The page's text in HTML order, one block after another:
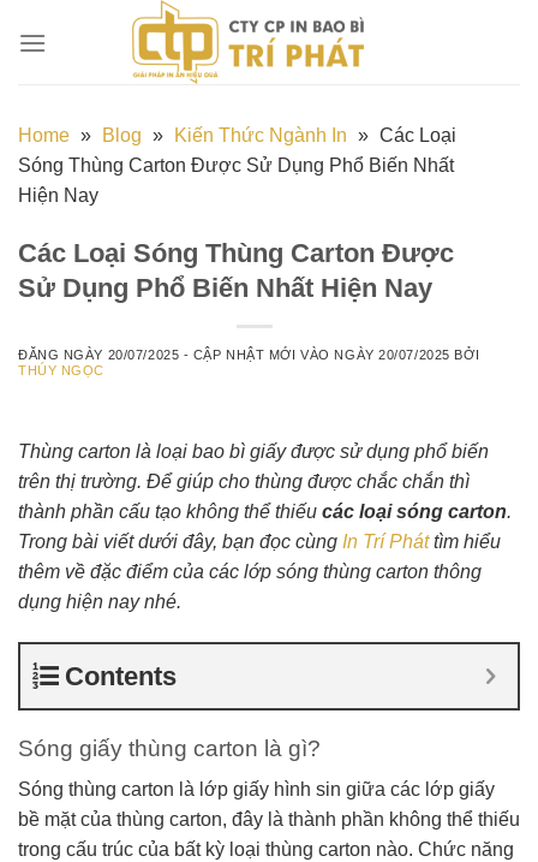
đến
Home » Blog » Kiến Thức Ngành In » Các Loại
Sóng Thùng Carton Được Sử Dụng Phổ Biến Nhất
Hiện Nay
Các Loại Sóng Thùng Carton Được
Sử Dụng Phổ Biến Nhất Hiện Nay
ĐĂNG NGÀY 20/07/2025 - CẬP NHẬT MỚI VÀO NGÀY20/07/2025 BỞI
THÚY NGỌC
Thùng carton là loại bao bì giấy được sử dụng phổ biến
trên thị trường. Để giúp cho thùng được chắc chắn thì
thành phần cấu tạo không thể thiếu các loại sóng carton.
Trong bài viết dưới đây, bạn đọc cùng In Trí Pháttìm hiểu
thêm về đặc điểm của các lớp sóng thùng carton thông
dụng hiện nay nhé.
Contents
Sóng giấy thùng carton là gì?
Sóng thùng carton là lớp giấy hình sin giữa các lớp giấy
bề mặt của thùng carton, đây là thành phần không thể thiếu
trong cấu trúc của bất kỳ loại thùng carton nào. Chức năng